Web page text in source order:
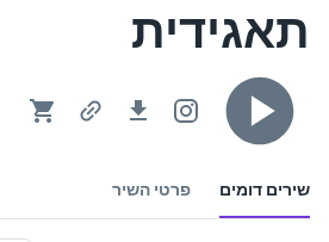
תאגידית
שירים דומים פרטי השיר